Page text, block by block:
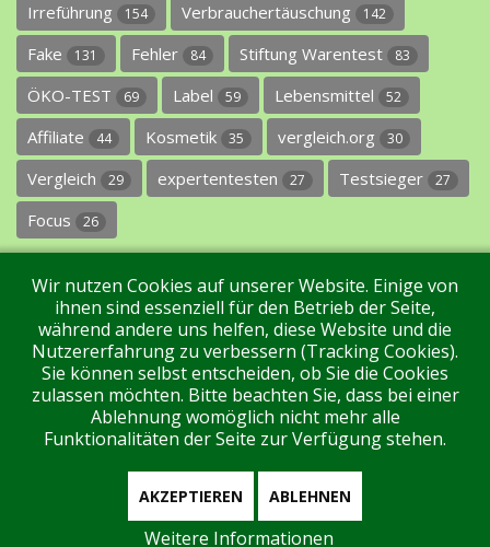
Irreführung 154 Verbrauchertäuschung 142
Fake 131 Fehler 84 Stiftung Warentest 83
ÖKO-TEST 69 Label 59 Lebensmittel 52
Affiliate 44 Kosmetik 35 vergleich.org 30
Vergleich 29 expertentesten 27 Testsieger 27
Focus 26
Impressum Datenschutz Über uns Kontakt
Tags Unterstützen Sie uns! Login
Aktuell sind 59 Gäste und keine Mitglieder online
Wir nutzen Cookies auf unserer Website. Einige von
ihnen sind essenziell für den Betrieb der Seite,
während andere uns helfen, diese Website und die
Nutzererfahrung zu verbessern (Tracking Cookies).
Sie können selbst entscheiden, ob Sie die Cookies
zulassen möchten. Bitte beachten Sie, dass bei einer
Ablehnung womöglich nicht mehr alle
Funktionalitäten der Seite zur Verfügung stehen.
AKZEPTIEREN ABLEHNEN
Weitere Informationen